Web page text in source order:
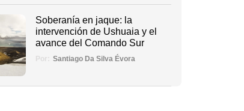
Soberanía en jaque: la
intervención de Ushuaia y el
avance del Comando Sur
Por: Santiago Da Silva Évora